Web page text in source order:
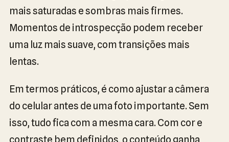
mais saturadas e sombras mais firmes.
Momentos de introspecção podem receber
uma luz mais suave, com transições mais
lentas.
Em termos práticos, é como ajustar a câmera
do celular antes de uma foto importante. Sem
isso, tudo fica com a mesma cara. Com cor e
contraste bem definidos, o conteúdo ganha